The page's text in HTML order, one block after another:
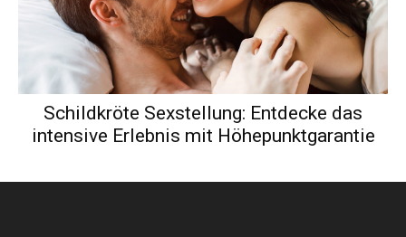
Schildkröte Sexstellung: Entdecke das
intensive Erlebnis mit Höhepunktgarantie